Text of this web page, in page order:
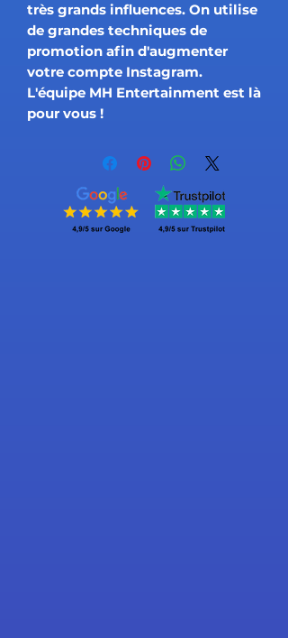
très grands influences. On utilise
de grandes techniques de
promotion afin d'augmenter
votre compte Instagram.
L'équipe MH Entertainment est là
pour vous !